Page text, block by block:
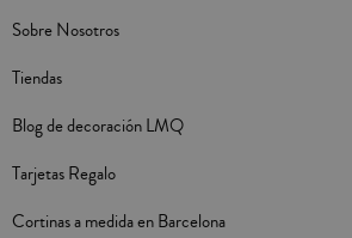
Sobre Nosotros
Tiendas
Blog de decoración LMQ
Tarjetas Regalo
Cortinas a medida en Barcelona